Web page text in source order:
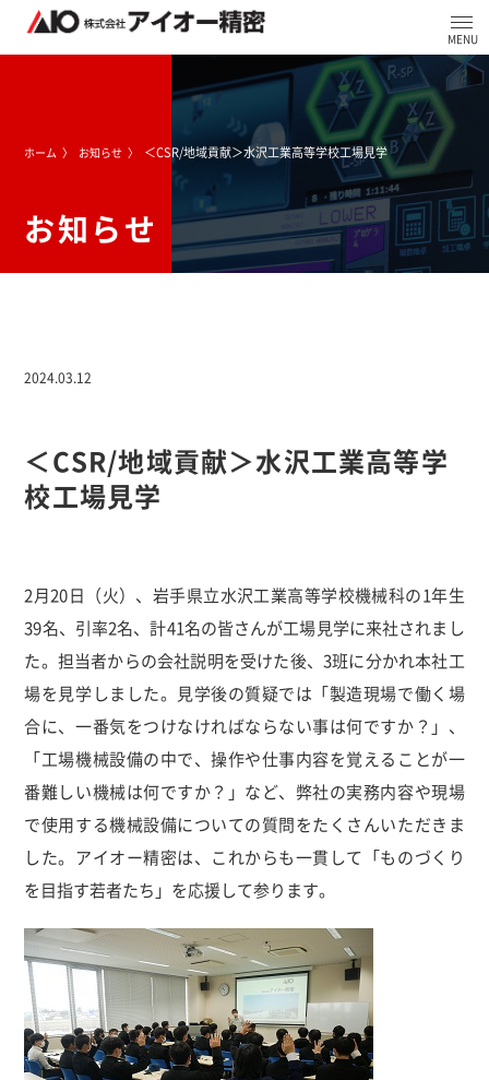
ホーム お知らせ ＜CSR/地域貢献＞水沢工業高等学校工場見学
お知らせ
2024.03.12
＜CSR/地域貢献＞水沢工業高等学
校工場見学
2月20日（火）、岩手県立水沢工業高等学校機械科の1年生
39名、引率2名、計41名の皆さんが工場見学に来社されまし
た。担当者からの会社説明を受けた後、3班に分かれ本社工
場を見学しました。見学後の質疑では「製造現場で働く場
合に、一番気をつけなければならない事は何ですか？」、
「工場機械設備の中で、操作や仕事内容を覚えることが一
番難しい機械は何ですか？」など、弊社の実務内容や現場
で使用する機械設備についての質問をたくさんいただきま
した。アイオー精密は、これからも一貫して「ものづくり
を目指す若者たち」を応援して参ります。